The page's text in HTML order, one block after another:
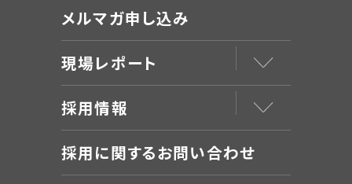
メルマガ申し込み
現場レポート
採用情報
採用に関するお問い合わせ